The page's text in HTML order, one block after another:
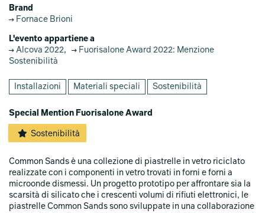
Brand
Fornace Brioni
L'evento appartiene a
Alcova 2022,
Fuorisalone Award 2022: Menzione
Sostenibilità
Installazioni Materiali speciali Sostenibilità
Special Mention Fuorisalone Award
Sostenibilità
Common Sands è una collezione di piastrelle in vetro riciclato
realizzate con i componenti in vetro trovati in forni e forni a
microonde dismessi. Un progetto prototipo per affrontare sia la
scarsità di silicato che i crescenti volumi di rifiuti elettronici, le
piastrelle Common Sands sono sviluppate in una collaborazione